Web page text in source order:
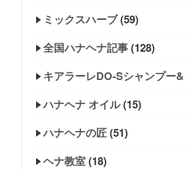
ミックスハーブ(59)
全国ハナヘナ記事(128)
キアラーレDO-Sシャンプー
ハナヘナ オイル(15)
ハナヘナの匠(51)
ヘナ教室(18)